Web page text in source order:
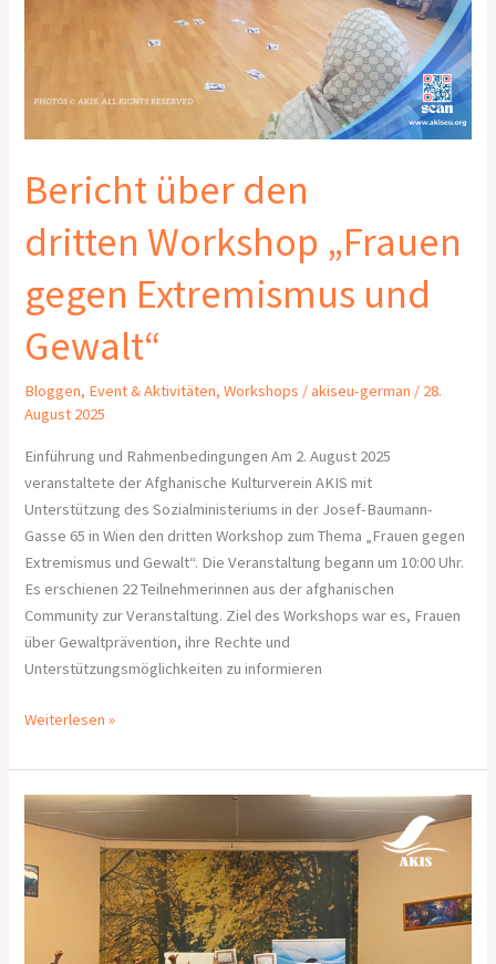
Bericht über den
dritten Workshop „Frauen
gegen Extremismus und
Gewalt“
Bloggen, Event & Aktivitäten,Workshops /akiseu-german / 28.
August 2025
Einführung und Rahmenbedingungen Am 2. August 2025
veranstaltete der Afghanische Kulturverein AKIS mit
Unterstützung des Sozialministeriums in der Josef-Baumann-
Gasse 65 in Wien den dritten Workshop zum Thema „Frauen gegen
Extremismus und Gewalt“. Die Veranstaltung begann um 10:00 Uhr.
Es erschienen 22 Teilnehmerinnen aus der afghanischen
Community zur Veranstaltung. Ziel des Workshops war es, Frauen
über Gewaltprävention, ihre Rechte und
Unterstützungsmöglichkeiten zu informieren
Weiterlesen »
Bericht
über
den
zweiten